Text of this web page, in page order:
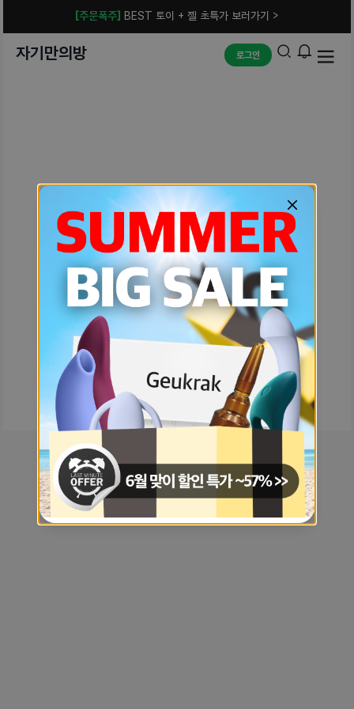
[주문폭주] BEST 토이 + 젤 초특가 보러가기 >
자기만의방 로그인
예상치 못한 에러입니다.